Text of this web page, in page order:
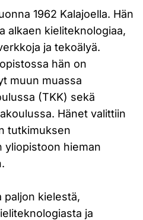
1962 Kalajoella. Hän
alkaen kieliteknologiaa,
ja tekoälyä.
hän on
muun muassa
(TKK) sekä
Hänet valittiin
tutkimuksen
yliopistoon hieman
paljon kielestä,
ja